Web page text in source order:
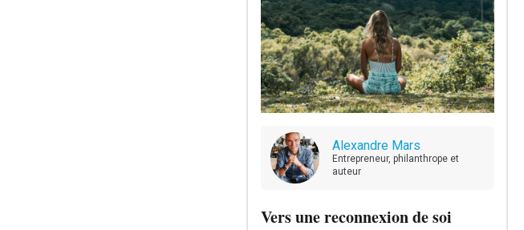
Alexandre Mars
Entrepreneur, philanthrope et
auteur
Vers une reconnexion de soi